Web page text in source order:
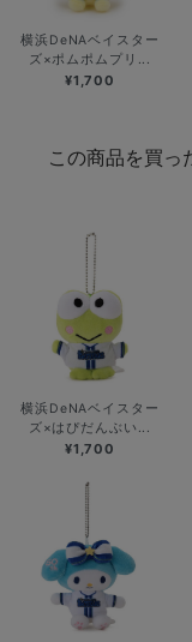
横浜DeNAベイスター
ズ×ポムポムプリ...
¥1,700
この商品を買っ
横浜DeNAベイスター
ズ×はぴだんぶい...
¥1,700